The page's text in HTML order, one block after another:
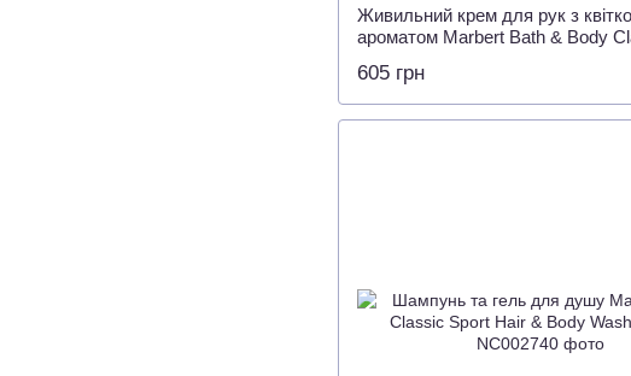
Живильний крем для рук з
ароматом Marbert Bath & Body
605 грн